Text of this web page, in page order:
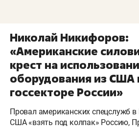
Николай Никифоров:
«Американские
крест на
оборудования из США
госсекторе России»
Провал американских спецслужб
США «взять под колпак» Россию,